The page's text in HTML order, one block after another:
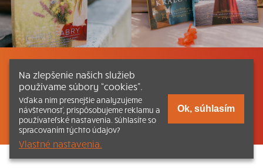
Listovať Obsah Dokumenty a články
Kontakt Tlačená verzia Katechizmu
© 2026 katechizmus.sk |Všetky práva vyhradené
funguje aj vďaka kresťanskému kníhkupectvu
Na zlepšenie našich služieb
používame súbory “cookies”.
Vďaka nim presnejšie analyzujeme
návštevnosť, prispôsobujeme reklamu a
používateľské nastavenia. Súhlasíte so
spracovaním týchto údajov?
Vlastné nastavenia.
Ok, súhlasím